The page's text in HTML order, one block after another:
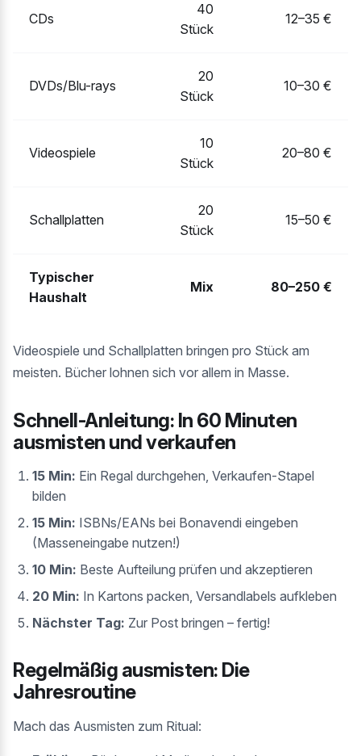
CDs
40
Stück
12–35 €
DVDs/Blu-rays
20
Stück
10–30 €
Videospiele
10
Stück
20–80 €
Schallplatten
20
Stück
15–50 €
Typischer
Haushalt
Mix 80–250 €
Videospiele und Schallplatten bringen pro Stück am
meisten. Bücher lohnen sich vor allem in Masse.
Schnell-Anleitung: In 60 Minuten
ausmisten und verkaufen
15 Min: Ein Regal durchgehen, Verkaufen-Stapel
bilden
15 Min: ISBNs/EANs bei Bonavendi eingeben
(Masseneingabe nutzen!)
10 Min: Beste Aufteilung prüfen und akzeptieren
20 Min: In Kartons packen, Versandlabels aufkleben
Nächster Tag: Zur Post bringen – fertig!
Regelmäßig ausmisten: Die
Jahresroutine
Mach das Ausmisten zum Ritual: